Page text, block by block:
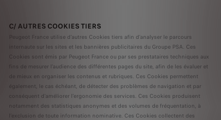
C/ AUTRES COOKIES TIERS
Peugeot France utilise d’autres Cookies tiers afin d’analyser le parcours
internaute sur les sites et les bannières publicitaires du Groupe PSA. Ces
Cookies sont émis par Peugeot France ou par ses prestataires techniques aux
fins de mesurer l’audience des différentes pages du site, afin de les évaluer et
de mieux en organiser les contenus et rubriques. Ces Cookies permettent
également, le cas échéant, de détecter des problèmes de navigation et par
conséquent d’améliorer l’ergonomie des services. Ces Cookies produisent
notamment des statistiques anonymes et des volumes de fréquentation, à
l’exclusion de toute information nominative. Ces Cookies collectent des